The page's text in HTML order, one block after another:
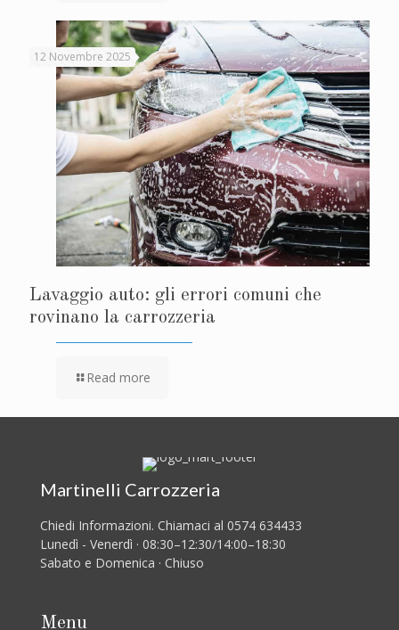
12 Novembre 2025
Lavaggio auto: gli errori comuni che
rovinano la carrozzeria
Read more
Martinelli Carrozzeria
Chiedi Informazioni. Chiamaci al 0574 634433
Lunedì - Venerdì · 08:30–12:30/14:00–18:30
Sabato e Domenica · Chiuso
Menu